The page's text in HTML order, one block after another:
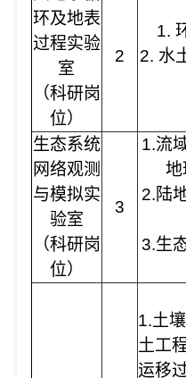
环及地表
过程实验
室
（科研岗
位）
2
1.
2. 水
生态系统
网络观测
与模拟实
验室
（科研岗
位）
3
1.流
地
2.陆
3.生
1.土
土工
运移